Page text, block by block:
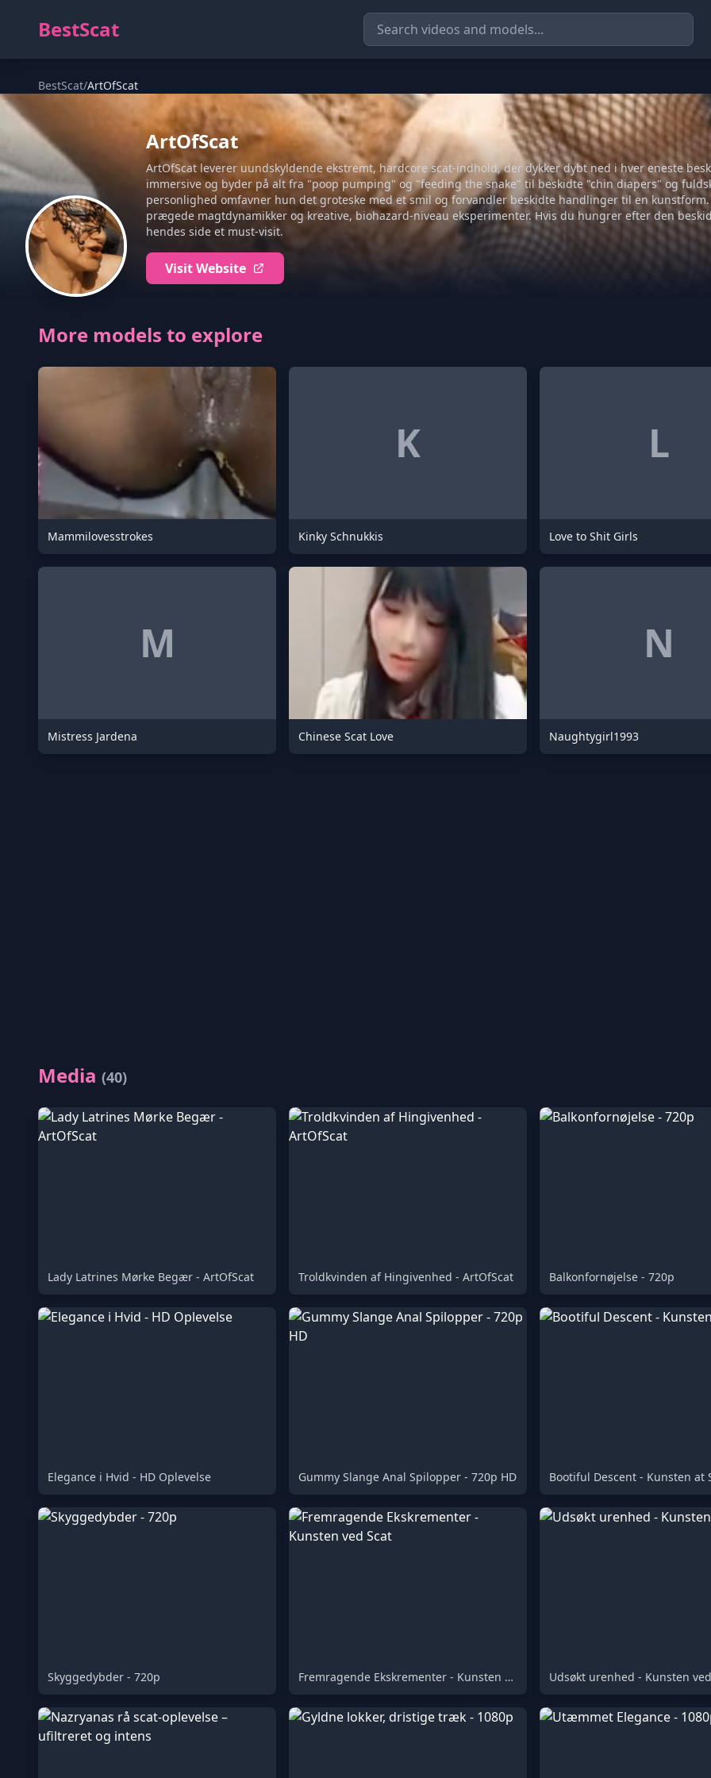
BestScat
BestScat/ArtOfScat
ArtOfScat
ArtOfScat leverer uundskyldende ekstremt, hardcore scat-indhold, der dykker dybt ned i hver eneste
immersive og byder på alt fra "poop pumping" og "feeding the snake" til beskidte "chin diapers" og
personlighed omfavner hun det groteske med et smil og forvandler beskidte handlinger til en
prægede magtdynamikker og kreative, biohazard-niveau eksperimenter. Hvis du hungrer efter den
hendes side et must-visit.
Visit Website
More models to explore
Mammilovesstrokes
K
Kinky Schnukkis
L
Love to Shit Girls
M
Mistress Jardena Chinese Scat Love
N
Naughtygirl1993
Media (40)
Lady Latrines Mørke Begær - ArtOfScat Troldkvinden af Hingivenhed - ArtOfScat Balkonfornøjelse - 720p
Elegance i Hvid - HD Oplevelse Gummy Slange Anal Spilopper - 720p HD Bootiful Descent - Kunsten at
Skyggedybder - 720p Fremragende Ekskrementer - Kunsten ved Scat Udsøkt urenhed - Kunsten